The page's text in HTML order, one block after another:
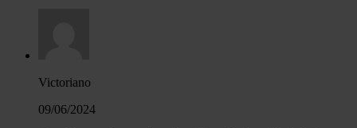
Victoriano
09/06/2024